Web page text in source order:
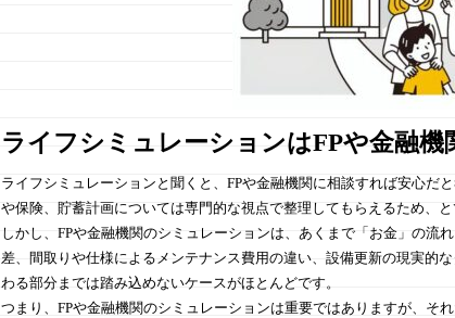
ライフシミュレーションはFPや金融
ライフシミュレーションと聞くと、FPや金融機関に相談すれば安心だ
や保険、貯蓄計画については専門的な視点で整理してもらえるため、と
しかし、FPや金融機関のシミュレーションは、あくまで「お金」の流
差、間取りや仕様によるメンテナンス費用の違い、設備更新の現実的
わる部分までは踏み込めないケースがほとんどです。
つまり、FPや金融機関のシミュレーションは重要ではありますが、そ